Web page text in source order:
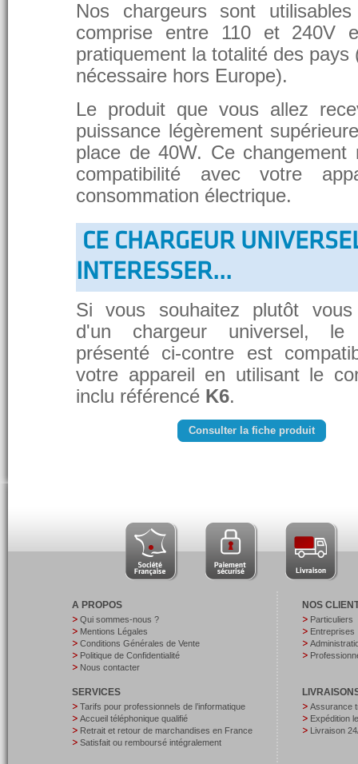
Nos chargeurs sont
comprise entre 110 et 240V
pratiquement la totalité des
nécessaire hors Europe).
Le produit que vous allez
puissance légèrement
place de 40W. Ce
compatibilité avec votre
consommation électrique.
CE CHARGEUR
INTERESSER...
Si vous souhaitez plutôt vous
d'un chargeur universel, le
présenté ci-contre est
votre appareil en utilisant le
inclu référencé K6.
Consulter la fiche produit
A PROPOS
Qui sommes-nous ?
Mentions Légales
Conditions Générales de Vente
Politique de Confidentialité
Nous contacter
SERVICES
Tarifs pour professionnels de l’informatique
Accueil téléphonique qualifié
Retrait et retour de marchandises en France
Satisfait ou remboursé intégralement
NOS
Particuliers
Entreprises
Assurance
Expédition
Livraison